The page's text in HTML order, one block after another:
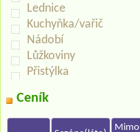
Lednice
Kuchyňka/vařič
Nádobí
Lůžkoviny
Přistýlka
Ceník
Mimo